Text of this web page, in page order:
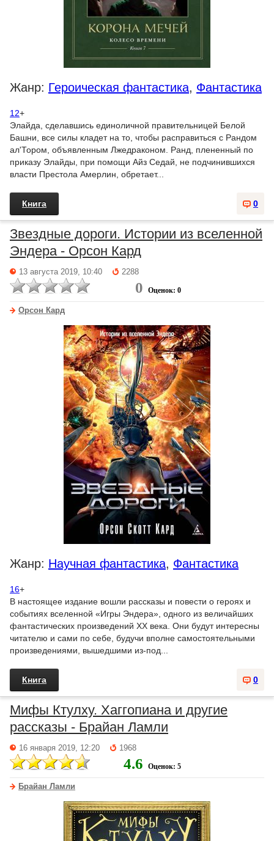
Жанр: Героическая фантастика, Фантастика
12+
Элайда, сделавшись единоличной правительницей Белой
Башни, все силы кладет на то, чтобы расправиться с Рандом
ал'Тором, объявленным Лжедраконом. Ранд, плененный по
приказу Элайды, при помощи Айз Седай, не подчинившихся
власти Престола Амерлин, обретает...
0
Книга
Звездные дороги. Истории из вселенной
Эндера - Орсон Кард
13 августа 2019, 10:40 2288
0 Оценок: 0
Орсон Кард
Жанр: Научная фантастика, Фантастика
16+
В настоящее издание вошли рассказы и повести о героях и
событиях вселенной «Игры Эндера», одного из величайших
фантастических произведений XX века. Они будут интересны
читателю и сами по себе, будучи вполне самостоятельными
произведениями, вышедшими из-под...
0
Книга
Мифы Ктулху. Хаггопиана и другие
рассказы - Брайан Ламли
16 января 2019, 12:20 1968
4.6 Оценок: 5
Брайан Ламли